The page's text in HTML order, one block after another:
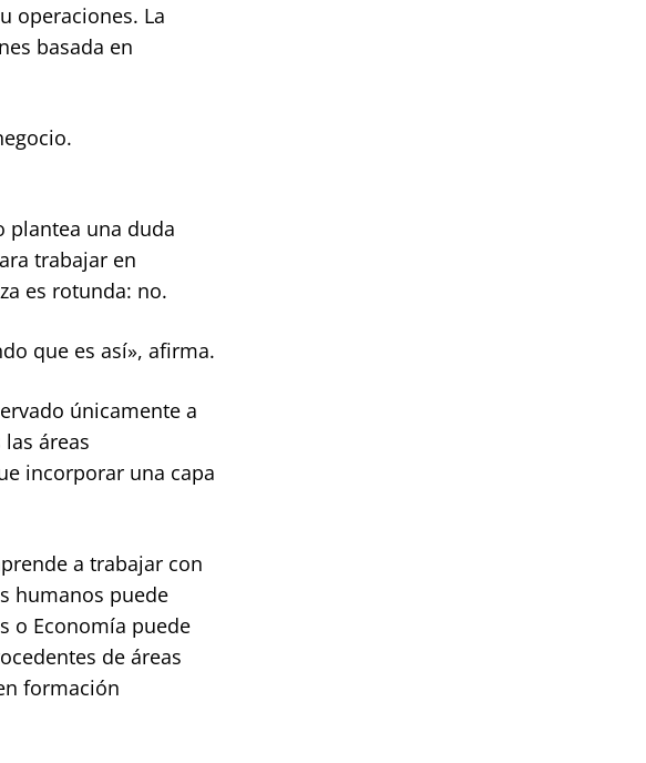
operaciones. La
basada en
plantea una duda
trabajar en
es rotunda: no.
que es así», afirma.
únicamente a
áreas
incorporar una capa
a trabajar con
humanos puede
o Economía puede
de áreas
formación